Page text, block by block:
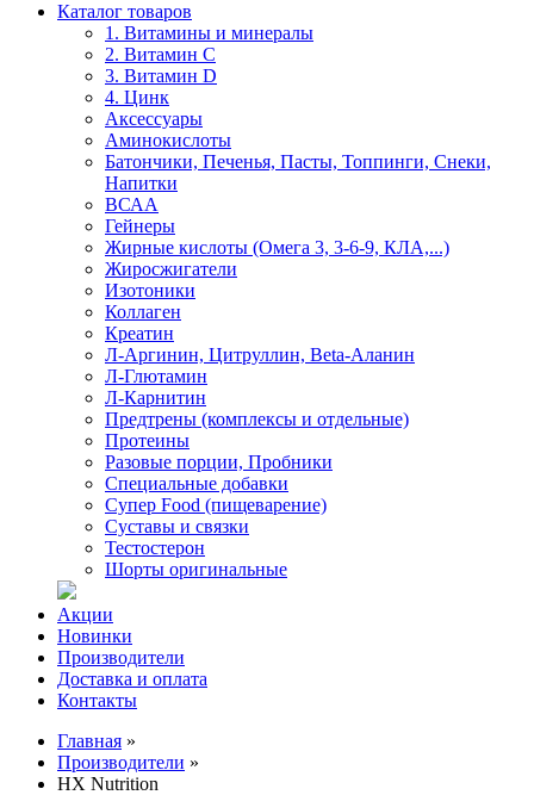
Каталог товаров
1. Витамины и минералы
2. Витамин С
3. Витамин D
4. Цинк
Аксессуары
Аминокислоты
Батончики, Печенья, Пасты, Топпинги, Снеки,
Напитки
ВСАА
Гейнеры
Жирные кислоты (Омега 3, 3-6-9, КЛА,...)
Жиросжигатели
Изотоники
Коллаген
Креатин
Л-Аргинин, Цитруллин, Beta-Аланин
Л-Глютамин
Л-Карнитин
Предтрены (комплексы и отдельные)
Протеины
Разовые порции, Пробники
Специальные добавки
Супер Food (пищеварение)
Суставы и связки
Тестостерон
Шорты оригинальные
Акции
Новинки
Производители
Доставка и оплата
Контакты
Главная »
Производители »
HX Nutrition